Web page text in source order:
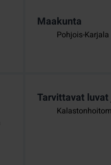
Maakunta
Pohjois-Karjala
Tarvittavat